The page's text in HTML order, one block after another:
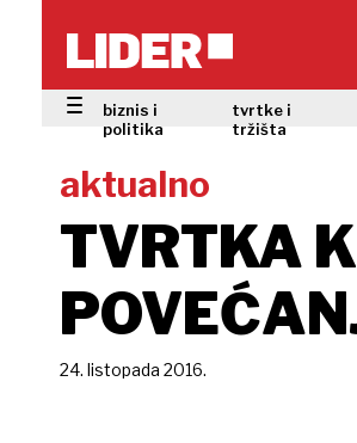
biznis i
politika
tvrtke i
tržišta
aktualno
TVRTKA
24. listopada 2016.